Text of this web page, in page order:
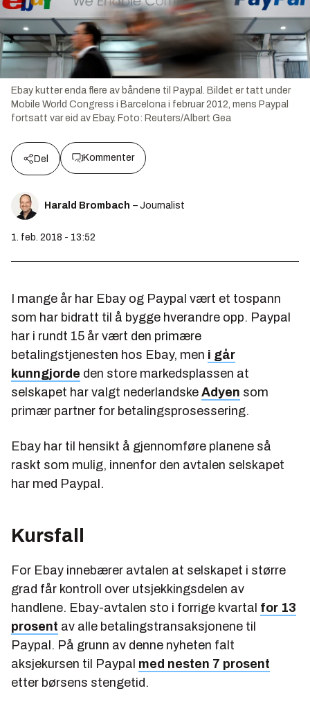
Ebay kutter enda flere av båndene til Paypal. Bildet er tatt under
Mobile World Congress i Barcelona i februar 2012, mens Paypal
fortsatt var eid av Ebay. Foto: Reuters/Albert Gea
Del Kommenter
Harald Brombach – Journalist
1. feb. 2018 - 13:52
I mange år har Ebay og Paypal vært et tospann
som har bidratt til å bygge hverandre opp. Paypal
har i rundt 15 år vært den primære
betalingstjenesten hos Ebay, men i går
kunngjorde den store markedsplassen at
selskapet har valgt nederlandske Adyen som
primær partner for betalingsprosessering.
Ebay har til hensikt å gjennomføre planene så
raskt som mulig, innenfor den avtalen selskapet
har med Paypal.
Kursfall
For Ebay innebærer avtalen at selskapet i større
grad får kontroll over utsjekkingsdelen av
handlene. Ebay-avtalen sto i forrige kvartal for 13
prosent av alle betalingstransaksjonene til
Paypal. På grunn av denne nyheten falt
aksjekursen til Paypal med nesten 7 prosent
etter børsens stengetid.